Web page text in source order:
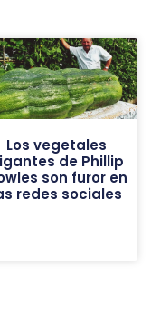
Los vegetales
de Phillip
son furor en
redes sociales